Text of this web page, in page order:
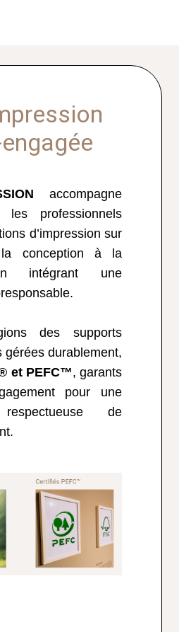
engagée
accompagne
les professionnels
d’impression sur
conception à la
intégrant une
des supports
gérées durablement,
et PEFC™, garants
pour une
de